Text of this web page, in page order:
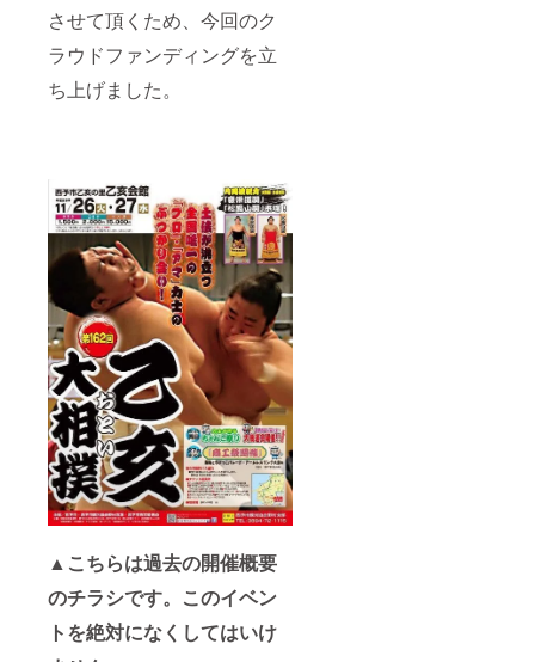
させて頂くため、今回のク
ラウドファンディングを立
ち上げました。
▲こちらは過去の開催概要
のチラシです。このイベン
トを絶対になくしてはいけ